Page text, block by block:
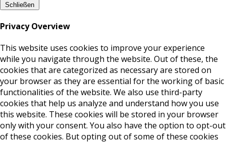
Schließen
Privacy Overview
This website uses cookies to improve your experience
while you navigate through the website. Out of these, the
cookies that are categorized as necessary are stored on
your browser as they are essential for the working of basic
functionalities of the website. We also use third-party
cookies that help us analyze and understand how you use
this website. These cookies will be stored in your browser
only with your consent. You also have the option to opt-out
of these cookies. But opting out of some of these cookies